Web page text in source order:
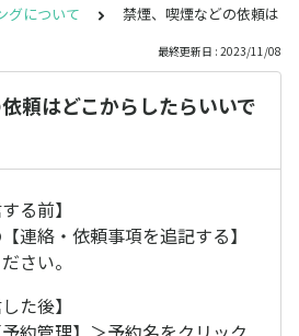
グについて 禁煙、喫煙などの依頼は
最終更新日 : 2023/11/08
頼はどこからしたらいいで
る前】
連絡・依頼事項を追記する】
さい。
た後】